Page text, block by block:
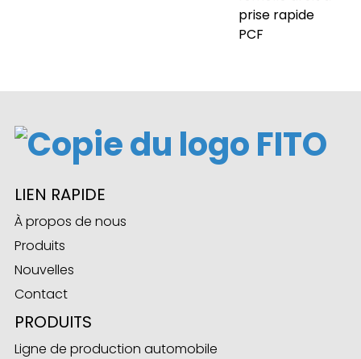
prise rapide
PCF
LIEN RAPIDE
À propos de nous
Produits
Nouvelles
Contact
PRODUITS
Ligne de production automobile